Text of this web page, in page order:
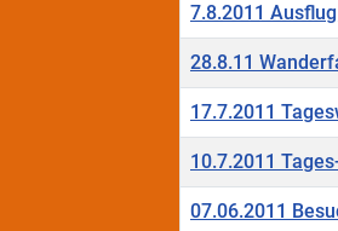
7.8.2011
28.8.11
17.7.2011
10.7.2011
07.06.2011